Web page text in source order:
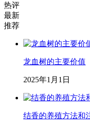
热评
最新
推荐
龙血树的主要价值
2025年1月1日
结香的养殖方法和